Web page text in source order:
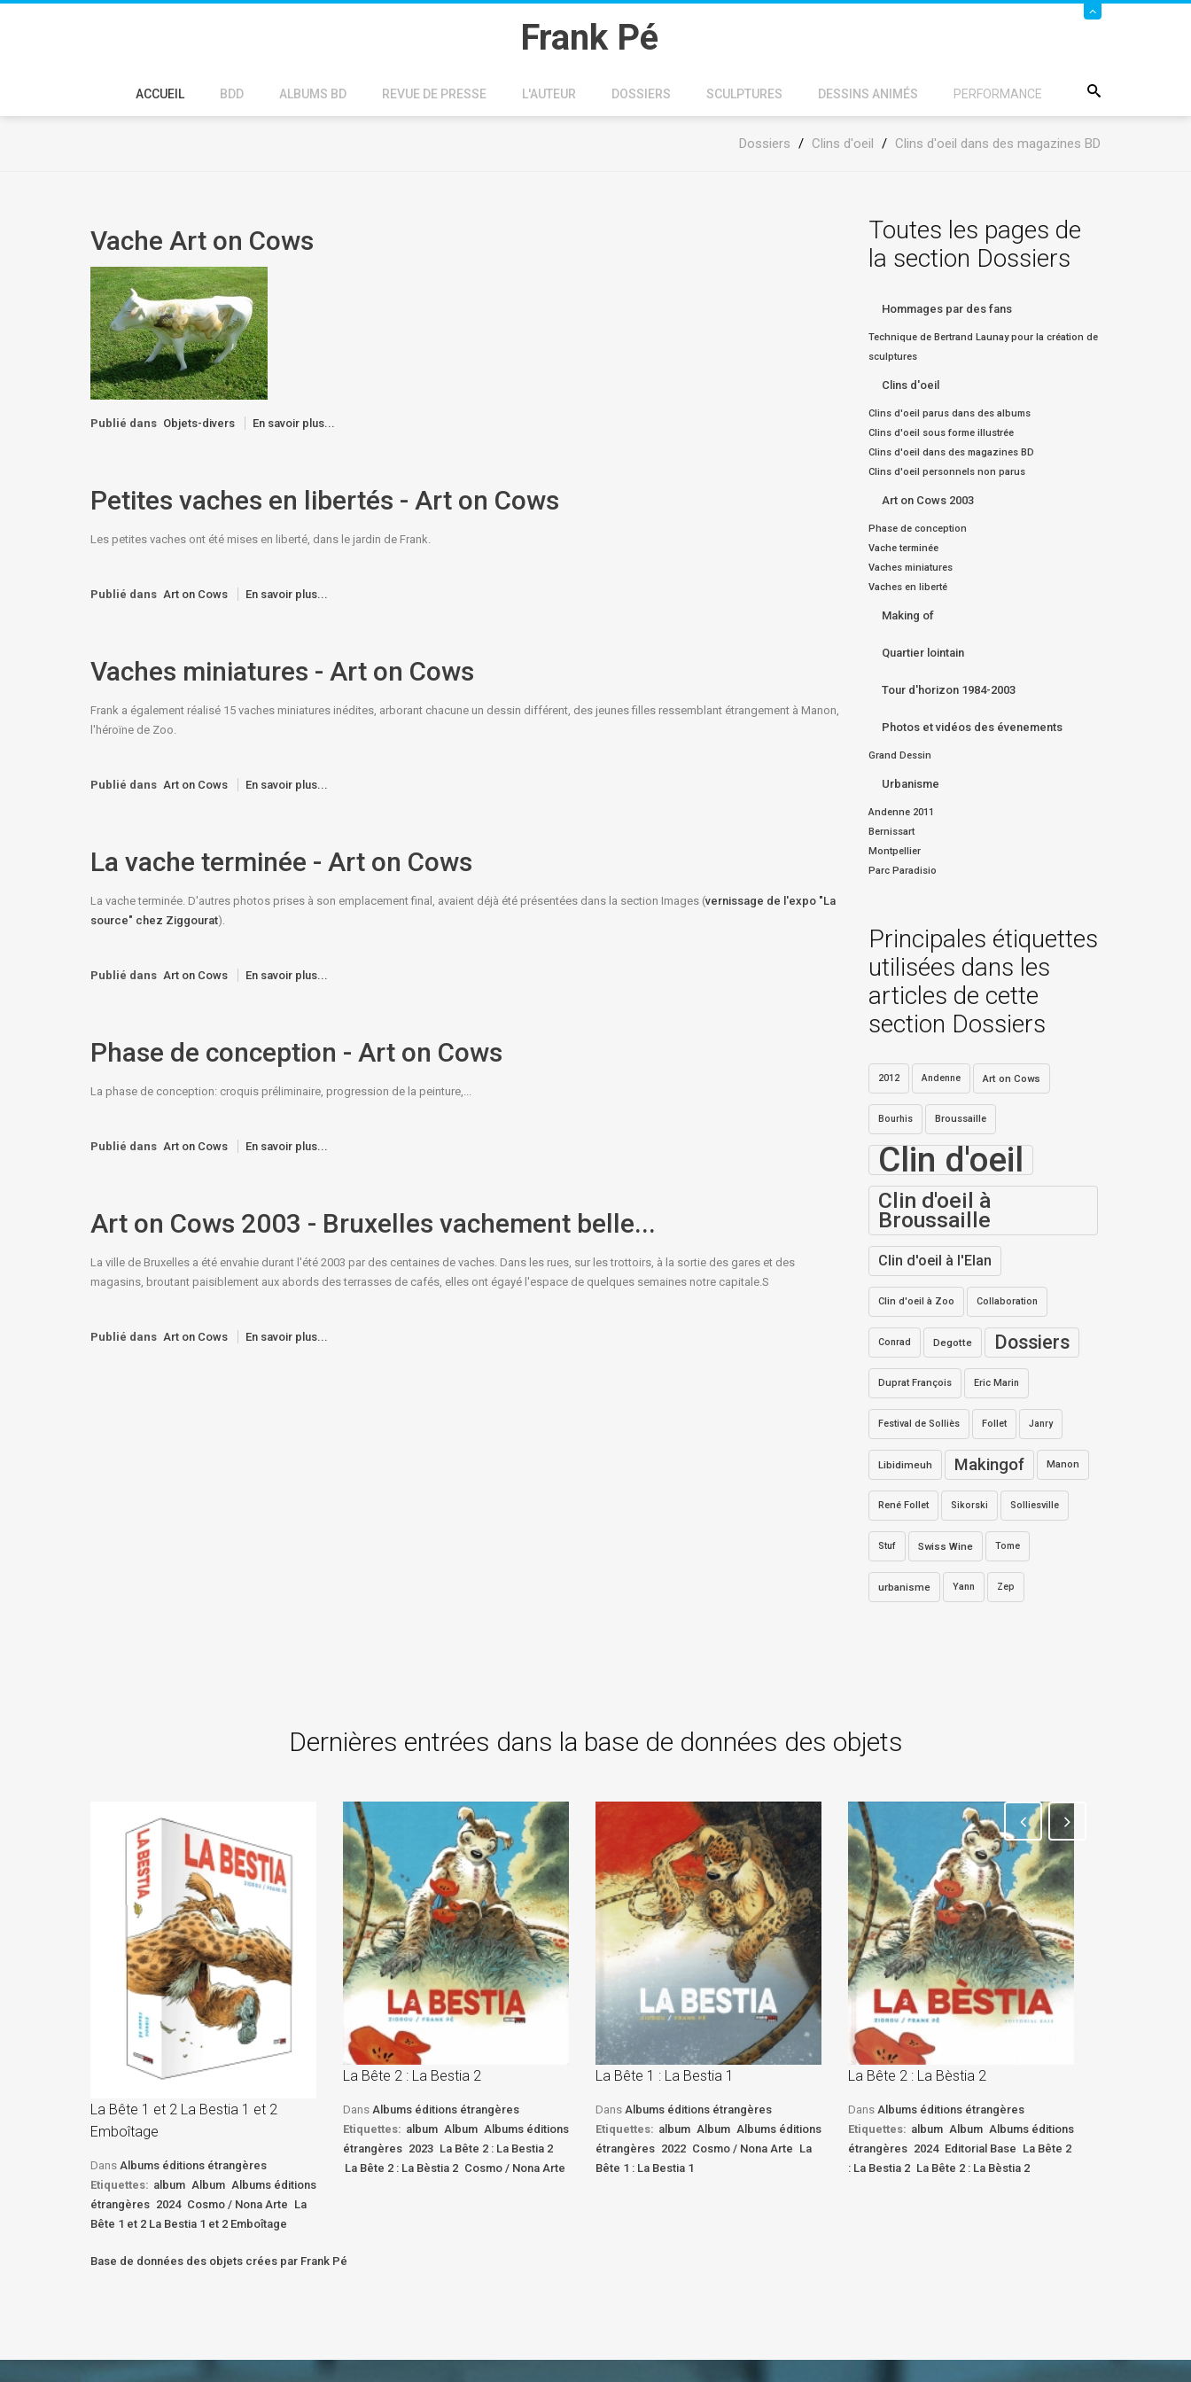
Frank Pé
ACCUEIL BDD ALBUMS BD REVUE DE PRESSE L'AUTEUR DOSSIERS SCULPTURES DESSINS ANIMÉS PERFORMANCE
Dossiers / Clins d'oeil / Clins d'oeil dans des magazines BD
Vache Art on Cows
Publié dans Objets-divers En savoir plus...
Petites vaches en libertés - Art on Cows
Les petites vaches ont été mises en liberté, dans le jardin de Frank.
Publié dans Art on Cows En savoir plus...
Vaches miniatures - Art on Cows
Frank a également réalisé 15 vaches miniatures inédites, arborant chacune un dessin différent, des jeunes filles ressemblant étrangement à Manon,
l'héroïne de Zoo.
Publié dans Art on Cows En savoir plus...
La vache terminée - Art on Cows
La vache terminée. D'autres photos prises à son emplacement final, avaient déjà été présentées dans la section Images (vernissage de l'expo "La
source" chez Ziggourat).
Publié dans Art on Cows En savoir plus...
Phase de conception - Art on Cows
La phase de conception: croquis préliminaire, progression de la peinture,...
Publié dans Art on Cows En savoir plus...
Art on Cows 2003 - Bruxelles vachement belle...
La ville de Bruxelles a été envahie durant l'été 2003 par des centaines de vaches. Dans les rues, sur les trottoirs, à la sortie des gares et des
magasins, broutant paisiblement aux abords des terrasses de cafés, elles ont égayé l'espace de quelques semaines notre capitale.S
Publié dans Art on Cows En savoir plus...
Toutes les pages de
la section Dossiers
Hommages par des fans
Technique de Bertrand Launay pour la création de
sculptures
Clins d'oeil
Clins d'oeil parus dans des albums
Clins d'oeil sous forme illustrée
Clins d'oeil dans des magazines BD
Clins d'oeil personnels non parus
Art on Cows 2003
Phase de conception
Vache terminée
Vaches miniatures
Vaches en liberté
Making of
Quartier lointain
Tour d'horizon 1984-2003
Photos et vidéos des évenements
Grand Dessin
Urbanisme
Andenne 2011
Bernissart
Montpellier
Parc Paradisio
Principales étiquettes
utilisées dans les
articles de cette
section Dossiers
2012 Andenne Art on Cows
Bourhis Broussaille
Clin d'oeil
Clin d'oeil à
Broussaille
Clin d'oeil à l'Elan
Clin d'oeil à Zoo Collaboration
Conrad Degotte Dossiers
Duprat François Eric Marin
Festival de Solliès Follet Janry
Libidimeuh Makingof Manon
René Follet Sikorski Solliesville
Stuf Swiss Wine Tome
urbanisme Yann Zep
Dernières entrées dans la base de données des objets
La Bête 1 et 2 La Bestia 1 et 2
Emboîtage
Dans Albums éditions étrangères
Etiquettes: album Album Albums éditions
étrangères 2024 Cosmo / Nona Arte La
Bête 1 et 2 La Bestia 1 et 2 Emboîtage
La Bête 2 : La Bestia 2
Dans Albums éditions étrangères
Etiquettes: album Album Albums éditions
étrangères 2023 La Bête 2 : La Bestia 2
La Bête 2 : La Bèstia 2 Cosmo / Nona Arte
La Bête 1 : La Bestia 1
Dans Albums éditions étrangères
Etiquettes: album Album Albums éditions
étrangères 2022 Cosmo / Nona Arte La
Bête 1 : La Bestia 1
La Bête 2 : La Bèstia 2
Dans Albums éditions étrangères
Etiquettes: album Album Albums éditions
étrangères 2024 Editorial Base La Bête 2
: La Bestia 2 La Bête 2 : La Bèstia 2
Base de données des objets crées par Frank Pé